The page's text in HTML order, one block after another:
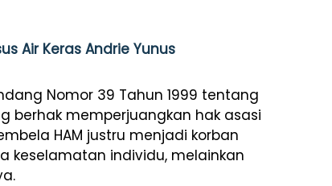
Air Keras Andrie Yunus
Nomor 39 Tahun 1999 tentang
berhak memperjuangkan hak asasi
HAM justru menjadi korban
keselamatan individu, melainkan